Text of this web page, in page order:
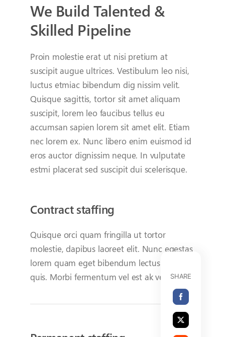
We Build Talented &
Skilled Pipeline
Proin molestie erat ut nisi pretium at
suscipit augue ultrices. Vestibulum leo nisi,
luctus etmiac bibendum dig nissim velit.
Quisque sagittis, tortor sit amet aliquam
suscipit, lorem leo faucibus tellus eu
accumsan sapien lorem sit amet elit. Etiam
nec lorem ex. Nunc libero enim euismod id
eros auctor dignissim neque. In vulputate
estmi placerat sed suscipit dui scelerisque.
Contract staffing
Quisque orci quam fringilla ut tortor
molestie, dapibus laoreet elit. Nunc egestas
lorem quam eget bibendum lectus pharetra
quis. Morbi fermentum vel est ak venenatis.
SHARE